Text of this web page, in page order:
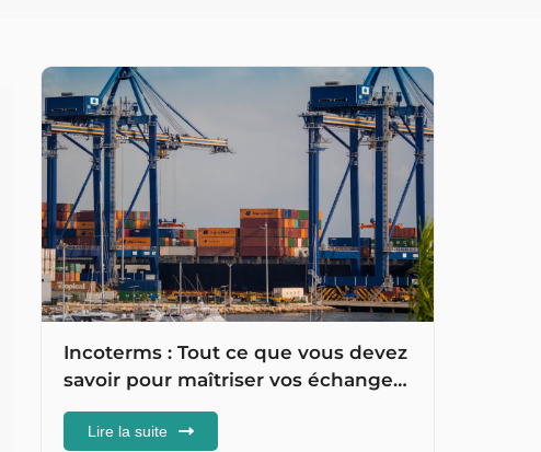
Incoterms : Tout ce que vous devez
savoir pour maîtriser vos échanges
commerciaux internationaux
Lire la suite